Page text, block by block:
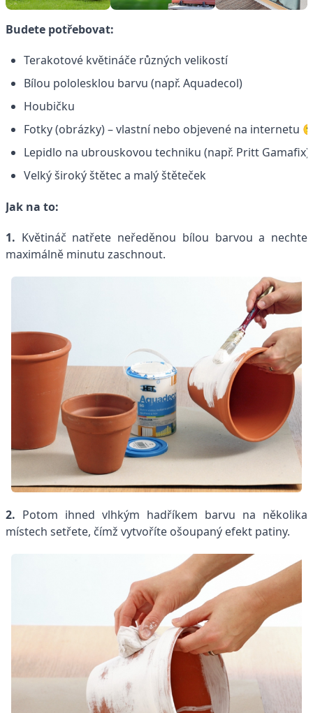
Budete potřebovat:
Terakotové květináče různých velikostí
Bílou pololesklou barvu (např. Aquadecol)
Houbičku
Fotky (obrázky) – vlastní nebo objevené na internetu
Lepidlo na ubrouskovou techniku (např. Pritt Gamafix)
Velký široký štětec a malý štěteček
Jak na to:
1. Květináč natřete neředěnou bílou barvou a nechte
maximálně minutu zaschnout.
2. Potom ihned vlhkým hadříkem barvu na několika
místech setřete, čímž vytvoříte ošoupaný efekt patiny.